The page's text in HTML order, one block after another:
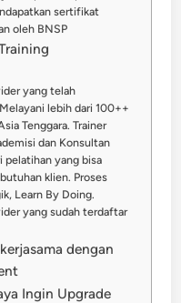
sertifikat
oleh BNSP
yang telah
lebih dari 100++
Tenggara. Trainer
dan Konsultan
pelatihan yang bisa
klien. Proses
Learn By Doing.
yang sudah terdaftar
dengan
Ingin Upgrade